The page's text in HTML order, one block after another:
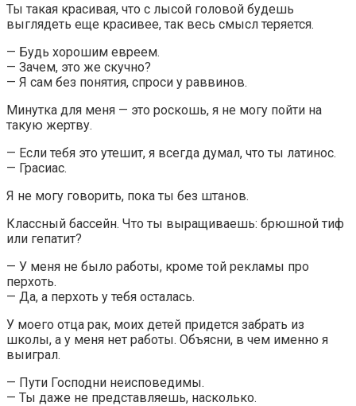
Ты такая красивая, что с лысой головой будешь
выглядеть еще красивее, так весь смысл теряется.
— Будь хорошим евреем.
— Зачем, это же скучно?
— Я сам без понятия, спроси у раввинов.
Минутка для меня — это роскошь, я не могу пойти на
такую жертву.
— Если тебя это утешит, я всегда думал, что ты латинос.
— Грасиас.
Я не могу говорить, пока ты без штанов.
Классный бассейн. Что ты выращиваешь: брюшной тиф
или гепатит?
— У меня не было работы, кроме той рекламы про
перхоть.
— Да, а перхоть у тебя осталась.
У моего отца рак, моих детей придется забрать из
школы, а у меня нет работы. Объясни, в чем именно я
выиграл.
— Пути Господни неисповедимы.
— Ты даже не представляешь, насколько.